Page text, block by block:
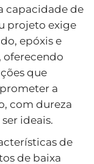
capacidade de
projeto exige
epóxis e
oferecendo
que
a
com dureza
ideais.
de
de baixa